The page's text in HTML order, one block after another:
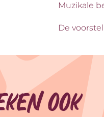
Muzikale
De
ook